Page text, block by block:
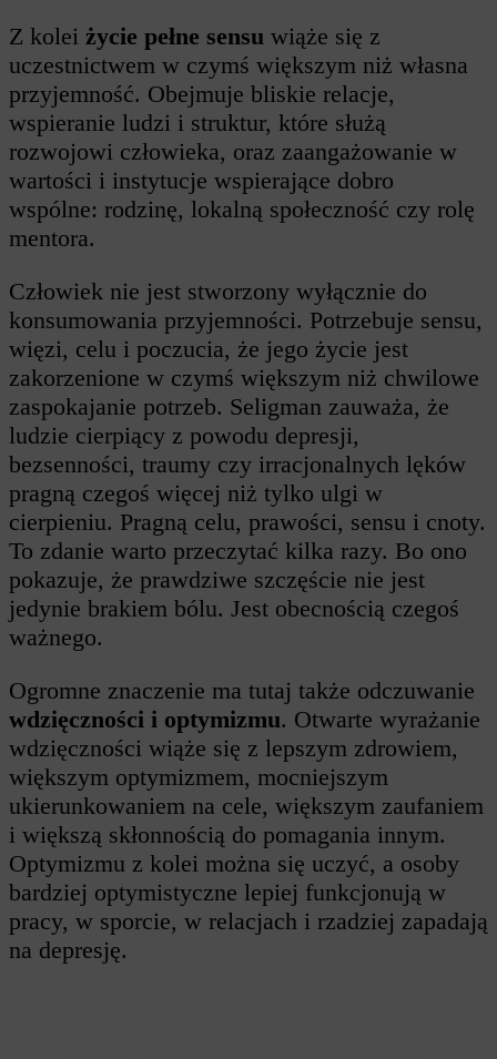
Z kolei życie pełne sensu wiąże się z
uczestnictwem w czymś większym niż własna
przyjemność. Obejmuje bliskie relacje,
wspieranie ludzi i struktur, które służą
rozwojowi człowieka, oraz zaangażowanie w
wartości i instytucje wspierające dobro
wspólne: rodzinę, lokalną społeczność czy rolę
mentora.
Człowiek nie jest stworzony wyłącznie do
konsumowania przyjemności. Potrzebuje sensu,
więzi, celu i poczucia, że jego życie jest
zakorzenione w czymś większym niż chwilowe
zaspokajanie potrzeb. Seligman zauważa, że
ludzie cierpiący z powodu depresji,
bezsenności, traumy czy irracjonalnych lęków
pragną czegoś więcej niż tylko ulgi w
cierpieniu. Pragną celu, prawości, sensu i cnoty.
To zdanie warto przeczytać kilka razy. Bo ono
pokazuje, że prawdziwe szczęście nie jest
jedynie brakiem bólu. Jest obecnością czegoś
ważnego.
Ogromne znaczenie ma tutaj także odczuwanie
wdzięczności i optymizmu. Otwarte wyrażanie
wdzięczności wiąże się z lepszym zdrowiem,
większym optymizmem, mocniejszym
ukierunkowaniem na cele, większym zaufaniem
i większą skłonnością do pomagania innym.
Optymizmu z kolei można się uczyć, a osoby
bardziej optymistyczne lepiej funkcjonują w
pracy, w sporcie, w relacjach i rzadziej zapadają
na depresję.